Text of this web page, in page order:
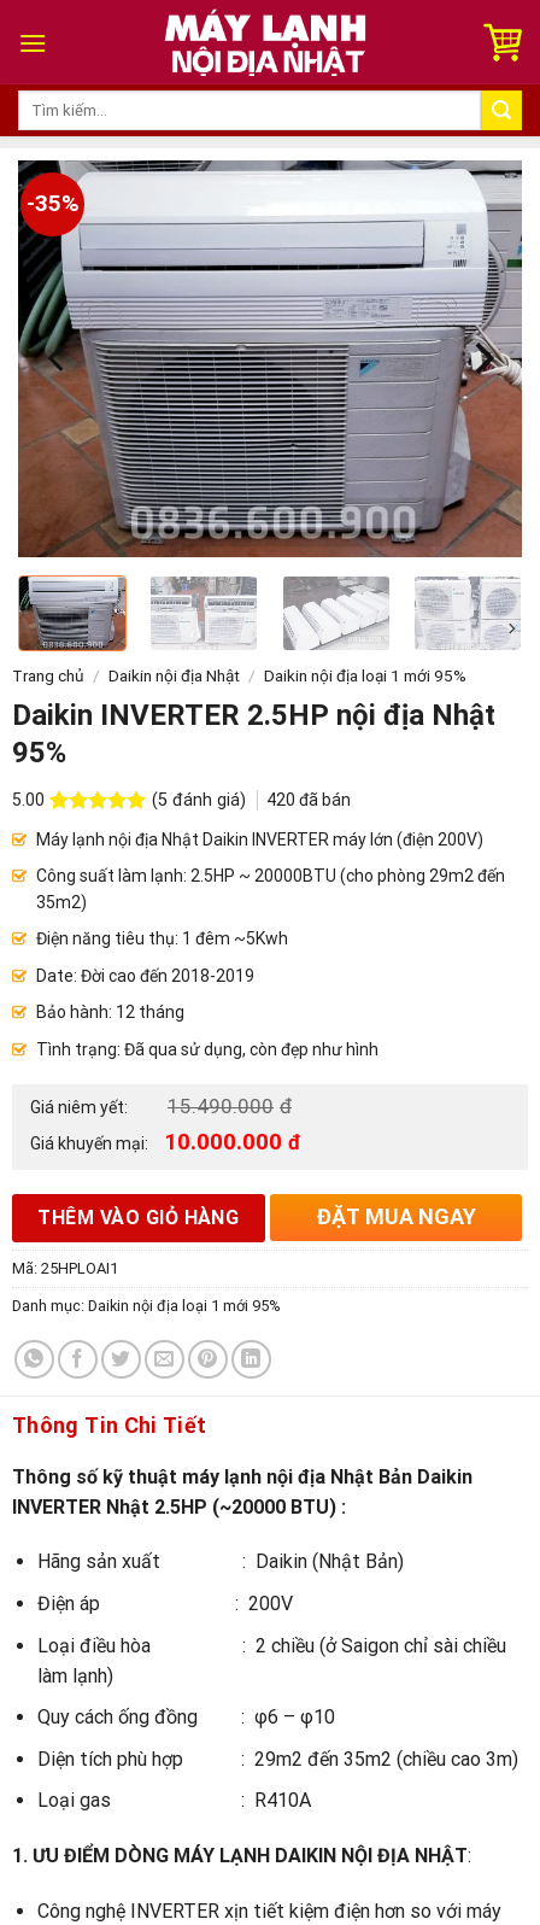
Tìm
-35%
Trang chủ / Daikin nội địa Nhật / Daikin nội địa loại 1 mới 95%
Daikin INVERTER 2.5HP nội địa Nhật
95%
5.00
5.00
trên 5
dựa trên
5
đánh giá
(5đánh giá) 420 đã bán
Máy lạnh nội địa Nhật Daikin INVERTER máy lớn (điện 200V)
Công suất làm lạnh: 2.5HP ~ 20000BTU (cho phòng 29m2 đến
35m2)
Điện năng tiêu thụ: 1 đêm ~5Kwh
Date: Đời cao đến 2018-2019
Bảo hành: 12 tháng
Tình trạng: Đã qua sử dụng, còn đẹp như hình
Giá niêm yết: 15.490.000 đ
Giá khuyến mại: 10.000.000 đ
THÊM VÀO GIỎ HÀNG ĐẶT MUA NGAY
Mã: 25HPLOAI1
Danh mục: Daikin nội địa loại 1 mới 95%
Thông Tin Chi Tiết
Thông số kỹ thuật máy lạnh nội địa Nhật Bản Daikin
INVERTER Nhật 2.5HP (~20000 BTU) :
Hãng sản xuất : Daikin (Nhật Bản)
Điện áp : 200V
Loại điều hòa : 2 chiều (ở Saigon chỉ sài chiều
làm lạnh)
Quy cách ống đồng : φ6 – φ10
Diện tích phù hợp : 29m2 đến 35m2 (chiều cao 3m)
Loại gas : R410A
1. ƯU ĐIỂM DÒNG MÁY LẠNH DAIKIN NỘI ĐỊA NHẬT:
Công nghệ INVERTER xịn tiết kiệm điện hơn so với máy